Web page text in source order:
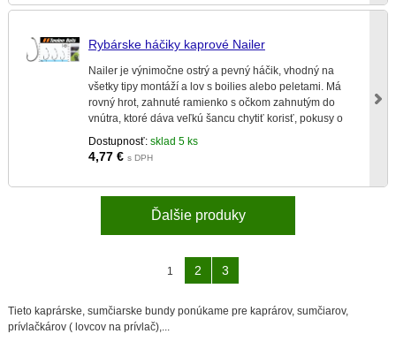
Rybárske háčiky kaprové Nailer
Nailer je výnimočne ostrý a pevný háčik, vhodný na
všetky tipy montáží a lov s boilies alebo peletami. Má
rovný hrot, zahnuté ramienko s očkom zahnutým do
vnútra, ktoré dáva veľkú šancu chytiť korisť, pokusy o
vypľutie končia samozaseknutím.
Dostupnosť: sklad 5 ks
4,77 € s DPH
Ďalšie produky
1 2 3
Tieto kaprárske, sumčiarske bundy ponúkame pre kaprárov, sumčiarov,
prívlačkárov ( lovcov na prívlač),...